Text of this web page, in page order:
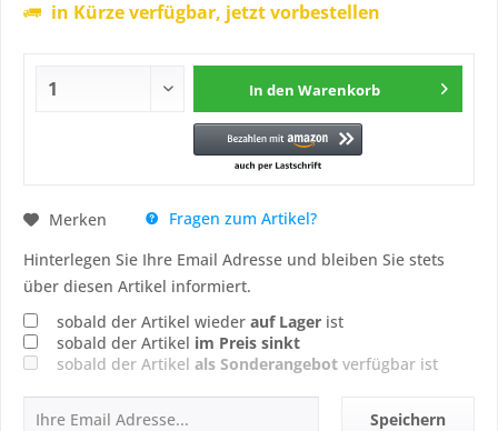
in Kürze verfügbar, jetzt vorbestellen
In den Warenkorb
Merken
Fragen zum Artikel?
Hinterlegen Sie Ihre Email Adresse und bleiben Sie stets
über diesen Artikel informiert.
sobald der Artikel wieder auf Lager ist
sobald der Artikel im Preis sinkt
sobald der Artikel als Sonderangebot verfügbar ist
Speichern